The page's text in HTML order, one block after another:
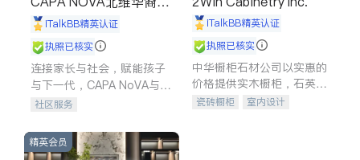
长会iTalkBB精英认证
执照已核实
连接家长与社会，赋能孩子
与下一代，CAPA NoVA与您
携手建设包容、公平、充满
社区服务
iTalkBB精英认证
执照已核实
中华橱柜石材公司以实惠的
价格提供实木橱柜，石英石
台面，多种优质不锈钢水
瓷砖橱柜
室内设计
精英会员